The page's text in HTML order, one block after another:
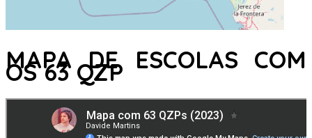
MAPA DE ESCOLAS COM
OS 63 QZP